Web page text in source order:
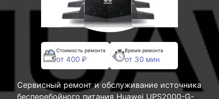
Стоимость ремонта
от 400 ₽
Время ремонта
от 30 мин
Сервисный ремонт и обслуживание источника
бесперебойного питания Huawei UPS2000-G-